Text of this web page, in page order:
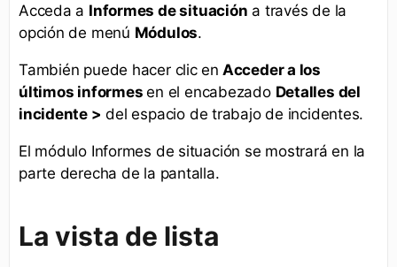
Acceda a Informes de situación a través de la
opción de menú Módulos.
También puede hacer clic en Acceder a los
últimos informesen el encabezado Detalles del
incidente > del espacio de trabajo de incidentes.
El módulo Informes de situación se mostrará en la
parte derecha de la pantalla.
La vista de lista